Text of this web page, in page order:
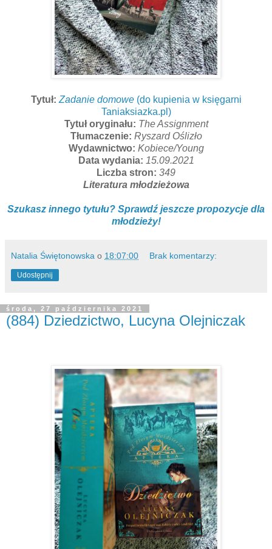
Tytuł: Zadanie domowe (do kupienia w księgarni
Taniaksiazka.pl)
Tytuł oryginału: The Assignment
Tłumaczenie: Ryszard Oślizło
Wydawnictwo: Kobiece/Young
Data wydania: 15.09.2021
Liczba stron: 349
Literatura młodzieżowa
Szukasz innego tytułu? Sprawdź jeszcze propozycje dla
młodzieży!
Natalia Świętonowska o 18:07:00 Brak komentarzy:
Udostępnij
środa, 27 października 2021
(884) Dziedzictwo, Lucyna Olejniczak